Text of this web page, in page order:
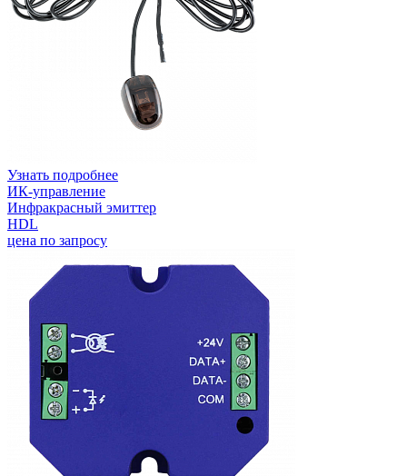
Узнать подробнее
ИК-управление
Инфракрасный эмиттер
HDL
цена по запросу